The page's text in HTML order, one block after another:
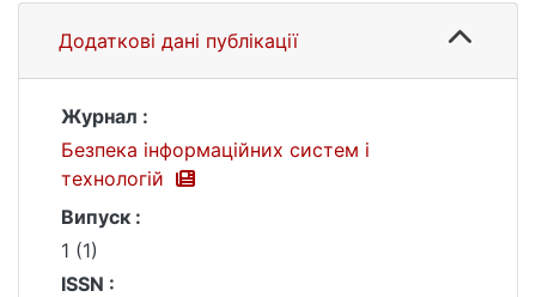
Додаткові дані публікації
Журнал :
Безпека інформаційних систем і
технологій
Випуск :
1 (1)
ISSN :